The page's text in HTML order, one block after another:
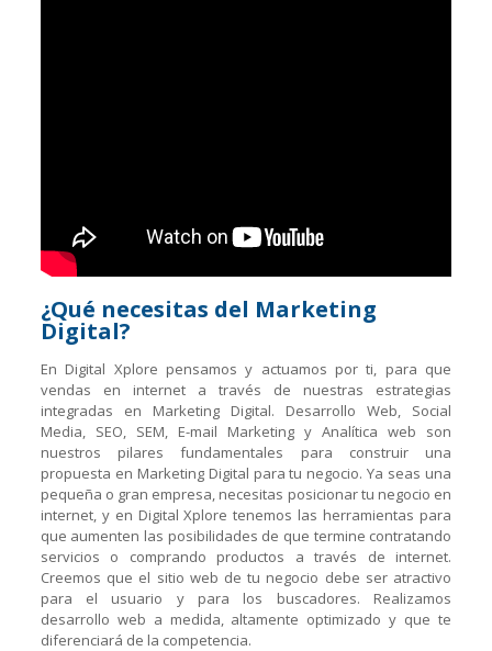
¿Qué necesitas del Marketing
Digital?
En Digital Xplore pensamos y actuamos por ti, para que
vendas en internet a través de nuestras estrategias
integradas en Marketing Digital. Desarrollo Web, Social
Media, SEO, SEM, E-mail Marketing y Analítica web son
nuestros pilares fundamentales para construir una
propuesta en Marketing Digital para tu negocio. Ya seas una
pequeña o gran empresa, necesitas posicionar tu negocio en
internet, y en Digital Xplore tenemos las herramientas para
que aumenten las posibilidades de que termine contratando
servicios o comprando productos a través de internet.
Creemos que el sitio web de tu negocio debe ser atractivo
para el usuario y para los buscadores. Realizamos
desarrollo web a medida, altamente optimizado y que te
diferenciará de la competencia.